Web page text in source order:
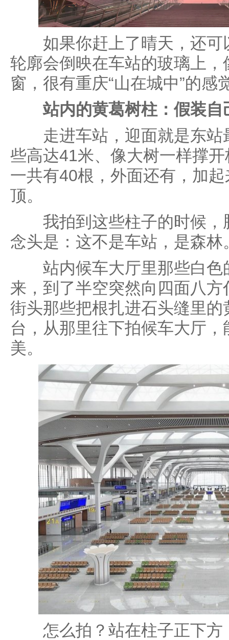
如果你赶上了晴天，还可
轮廓会倒映在车站的玻璃上
窗，很有重庆“山在城中”的感
站内的黄葛树柱：假装
走进车站，迎面就是东站
些高达41米、像大树一样撑
一共有40根，外面还有，加
顶。
我拍到这些柱子的时候，
念头是：这不是车站，是森
站内候车大厅里那些白色
来，到了半空突然向四面八
街头那些把根扎进石头缝里
台，从那里往下拍候车大厅
美。
怎么拍？站在柱子正下方